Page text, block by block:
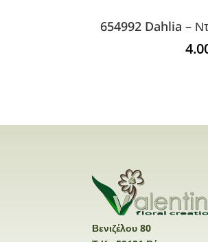
654992 Dahlia –
Βενιζέλου 80